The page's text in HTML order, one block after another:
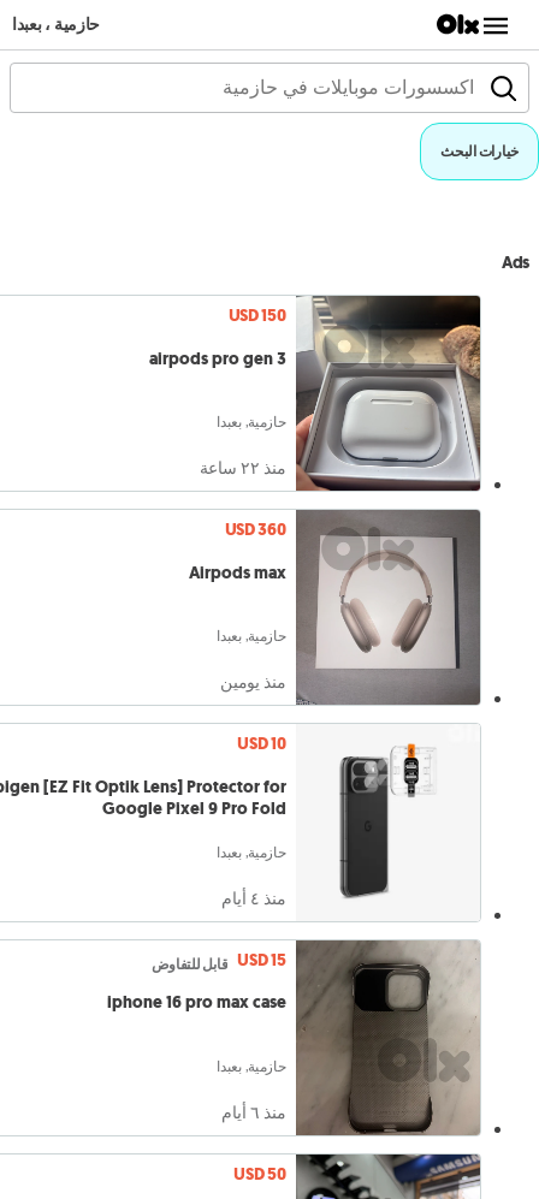
حازمية ، بعبدا
خيارات البحث
Ads
USD 150
airpods pro gen 3
حازمية, بعبدا
منذ ٢٢ ساعة
USD 360
Airpods max
حازمية, بعبدا
منذ يومين
USD 10
[EZ Fit Optik Lens] Protector for
Google Pixel 9 Pro Fold
حازمية, بعبدا
منذ ٤ أيام
USD 15 قابل للتفاوض
iphone 16 pro max case
حازمية, بعبدا
منذ ٦ أيام
USD 50